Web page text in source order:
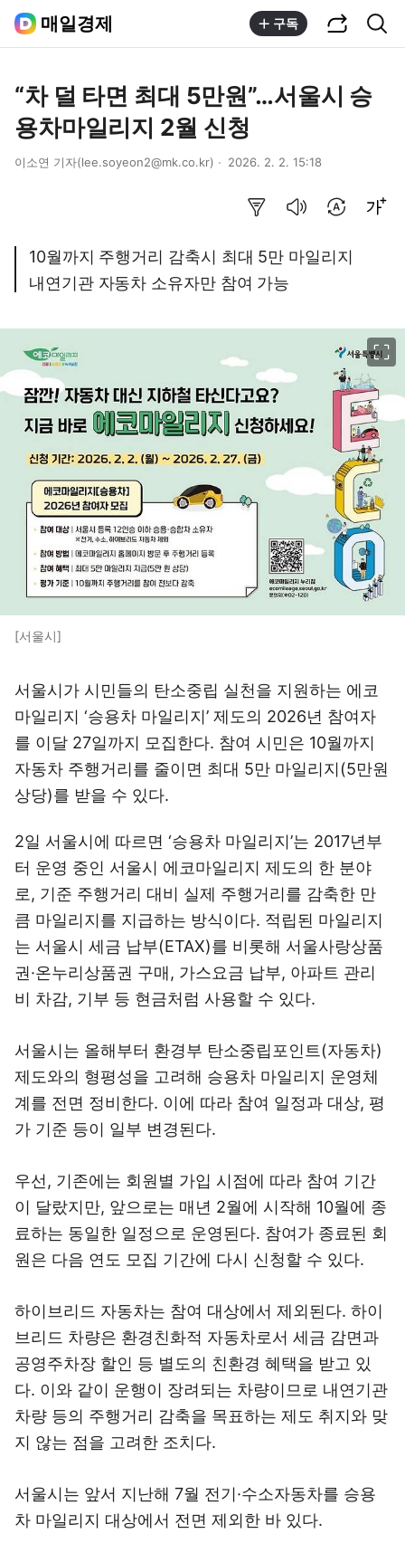
매일경제 구독
“차 덜 타면 최대 5만원”…서울시 승
용차마일리지 2월 신청
이소연 기자(lee.soyeon2@mk.co.kr) 2026. 2. 2. 15:18
10월까지 주행거리 감축시 최대 5만 마일리지
내연기관 자동차 소유자만 참여 가능
[서울시]
서울시가 시민들의 탄소중립 실천을 지원하는 에코
마일리지 ‘승용차 마일리지’ 제도의 2026년 참여자
를 이달 27일까지 모집한다. 참여 시민은 10월까지
자동차 주행거리를 줄이면 최대 5만 마일리지(5만원
상당)를 받을 수 있다.
2일 서울시에 따르면 ‘승용차 마일리지’는 2017년부
터 운영 중인 서울시 에코마일리지 제도의 한 분야
로, 기준 주행거리 대비 실제 주행거리를 감축한 만
큼 마일리지를 지급하는 방식이다. 적립된 마일리지
는 서울시 세금 납부(ETAX)를 비롯해 서울사랑상품
권·온누리상품권 구매, 가스요금 납부, 아파트 관리
비 차감, 기부 등 현금처럼 사용할 수 있다.
서울시는 올해부터 환경부 탄소중립포인트(자동차)
제도와의 형평성을 고려해 승용차 마일리지 운영체
계를 전면 정비한다. 이에 따라 참여 일정과 대상, 평
가 기준 등이 일부 변경된다.
우선, 기존에는 회원별 가입 시점에 따라 참여 기간
이 달랐지만, 앞으로는 매년 2월에 시작해 10월에 종
료하는 동일한 일정으로 운영된다. 참여가 종료된 회
원은 다음 연도 모집 기간에 다시 신청할 수 있다.
하이브리드 자동차는 참여 대상에서 제외된다. 하이
브리드 차량은 환경친화적 자동차로서 세금 감면과
공영주차장 할인 등 별도의 친환경 혜택을 받고 있
다. 이와 같이 운행이 장려되는 차량이므로 내연기관
차량 등의 주행거리 감축을 목표하는 제도 취지와 맞
지 않는 점을 고려한 조치다.
서울시는 앞서 지난해 7월 전기·수소자동차를 승용
차 마일리지 대상에서 전면 제외한 바 있다.